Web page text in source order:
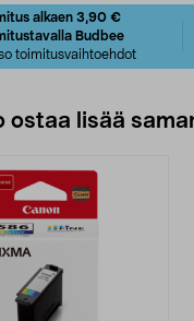
alkaen 3,90 €
Budbee
toimitusvaihtoehdot
ostaa lisää